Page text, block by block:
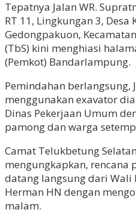
Tepatnya Jalan WR.
RT 11, Lingkungan 3,
Gedongpakuon,
(TbS) kini menghiasi
(Pemkot) Bandarlampung.
Pemindahan berlangsung,
menggunakan exavator
Dinas Pekerjaan Umum
pamong dan warga
Camat Telukbetung
mengungkapkan, rencana
datang langsung dari
Herman HN dengan
malam.